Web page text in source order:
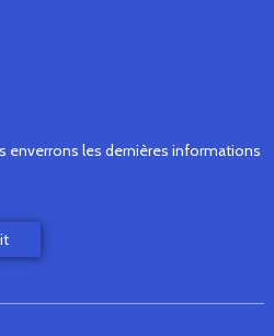
enverrons les dernières informations